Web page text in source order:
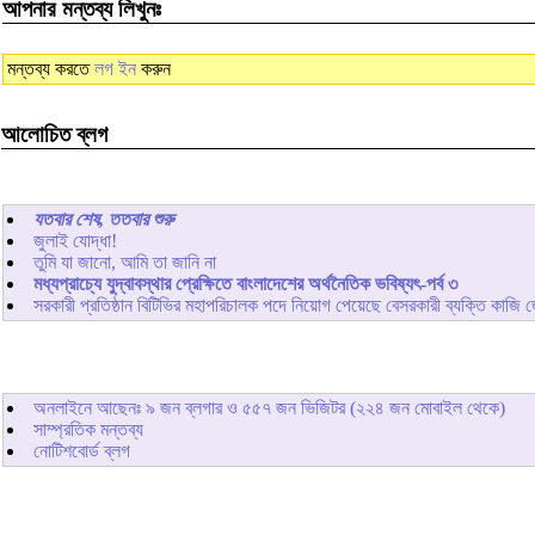
আপনার মন্তব্য লিখুনঃ
মন্তব্য করতেলগ ইন করুন
আলোচিত ব্লগ
যতবার শেষ, ততবার শুরু
জুলাই যোদ্ধা!
তুমি যা জানো, আমি তা জানি না
মধ্যপ্রাচ্যে যুদ্বাবস্থার প্রেক্ষিতে বাংলাদেশের অর্থনৈতিক ভবিষ্যৎ-পর্ব ৩
সরকারী প্রতিষ্ঠান বিটিভির মহাপরিচালক পদে নিয়োগ পেয়েছে বেসরকারী ব্যক্তি কাজি
অনলাইনে আছেনঃ ৯ জন ব্লগার ও ৫৫৭ জন ভিজিটর (২২৪ জন মোবাইল থেকে)
সাম্প্রতিক মন্তব্য
নোটিশবোর্ড ব্লগ